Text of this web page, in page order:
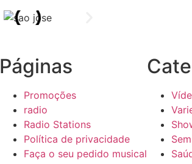
Páginas
Promoções
radio
Radio Stations
Política de privacidade
Faça o seu pedido musical